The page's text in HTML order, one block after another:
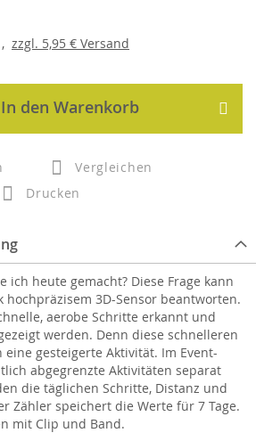
zzgl. 5,95 € Versand
In den Warenkorb
Vergleichen
Drucken
ich heute gemacht? Diese Frage kann
3D-Sensor beantworten.
aerobe Schritte erkannt und
werden. Denn diese schnelleren
gesteigerte Aktivität. Im Event-
abgegrenzte Aktivitäten separat
die täglichen Schritte, Distanz und
Zähler speichert die Werte für 7 Tage.
mit Clip und Band.